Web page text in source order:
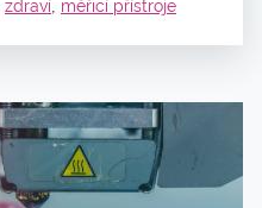
zdraví, měřicí přístroje